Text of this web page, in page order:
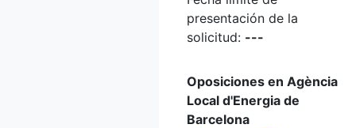
presentación de la
solicitud: ---
Oposiciones en Agència
Local d'Energia de
Barcelona